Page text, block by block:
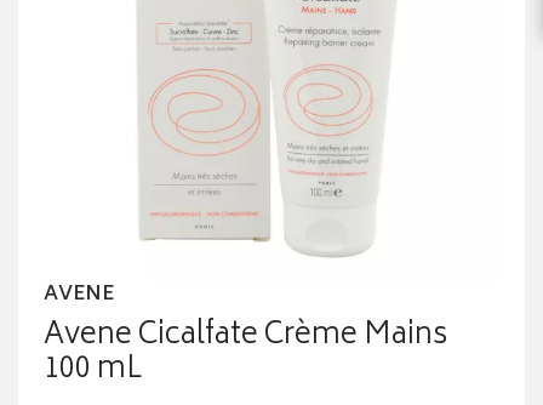
AVENE
Avene Cicalfate Crème Mains
100 mL